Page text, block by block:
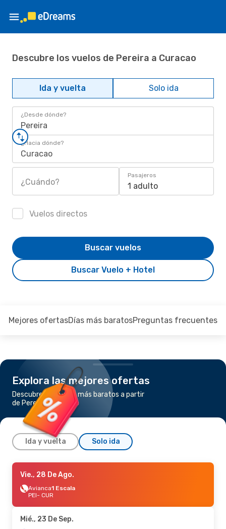
Descubre los vuelos de Pereira a Curacao
Ida y vuelta Solo ida
¿Desde dónde?
Pereira
¿Hacia dónde?
Curacao
¿Cuándo?
Pasajeros
1 adulto
Vuelos directos
Buscar Vuelo + Hotel
Buscar vuelos
Mejores ofertasDías más baratosPreguntas frecuentes
Explora las mejores ofertas
Descubre los vuelos más baratos a partir
de Pereira a Curacao
Ida y vuelta Solo ida
Mar., 13 De Oct.
Copa Airlines1 Escala
PEI- CUR
CUR- PEI
Vie., 28 De Ago.
Avianca1 Escala
PEI- CUR
Mié., 23 De Sep.